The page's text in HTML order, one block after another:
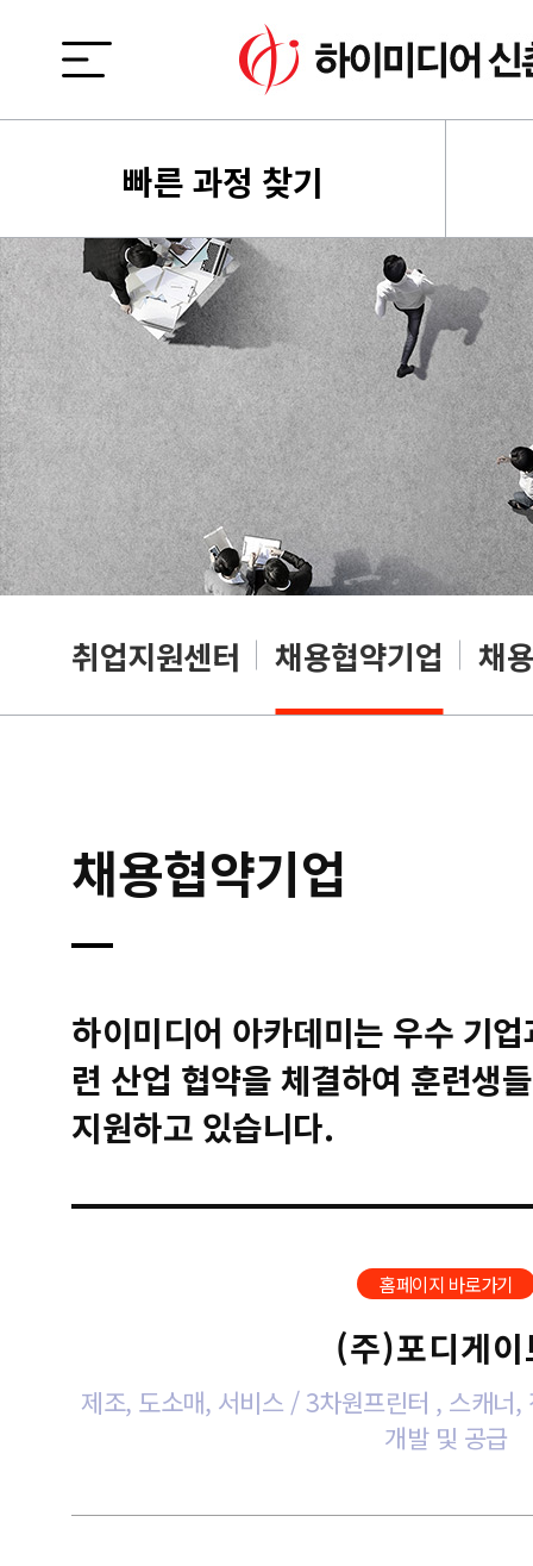
빠른 과정 찾기
취업지원센터 채용협약기업 채
채용협약기업
하이미디어 아카데미는 우수 기
련 산업 협약을 체결하여 훈련생
지원하고 있습니다.
홈페이지 바로가기
(주)포디게
제조, 도소매, 서비스 / 3차원프린터 , 스캐너,
개발 및 공급